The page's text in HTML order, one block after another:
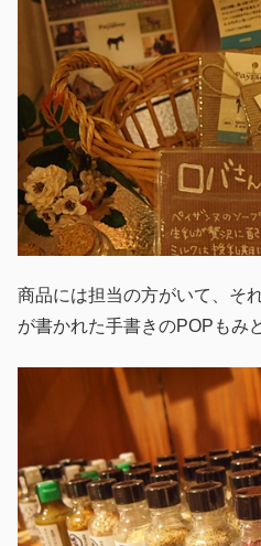
商品には担当の方がいて、そ
が書かれた手書きのPOPもみ